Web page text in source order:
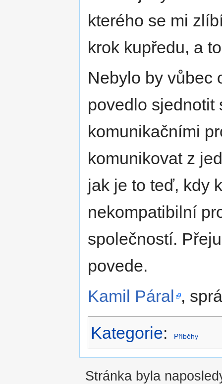
kterého se mi
krok kupředu, a
Nebylo by vůbec
povedlo sjednotit
komunikačními
komunikovat z
jak je to teď, kdy
nekompatibilní
společností.
povede.
Kamil Páral
,
Kategorie: Příběhy
Stránka byla